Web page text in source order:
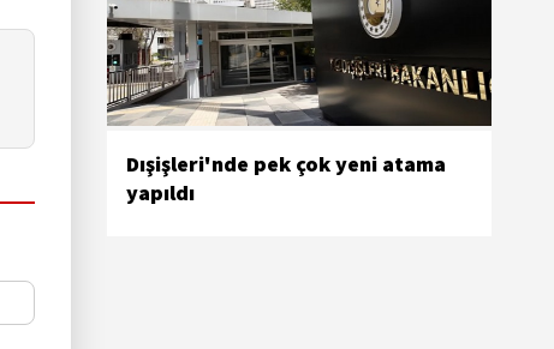
Dışişleri'nde pek çok yeni atama
yapıldı